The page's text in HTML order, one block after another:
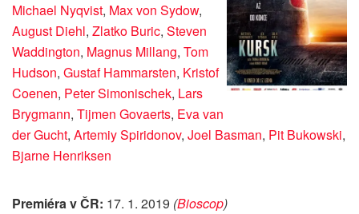
Michael Nyqvist, Max von Sydow,
August Diehl, Zlatko Buric, Steven
Waddington, Magnus Millang, Tom
Hudson, Gustaf Hammarsten, Kristof
Coenen, Peter Simonischek, Lars
Brygmann, Tijmen Govaerts, Eva van
der Gucht, Artemiy Spiridonov, Joel Basman, Pit Bukowski,
Bjarne Henriksen
Premiéra v ČR: 17. 1. 2019 (Bioscop)